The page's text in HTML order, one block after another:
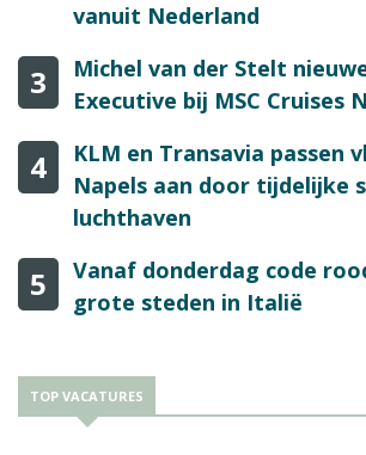
vanuit Nederland
3
Michel van der Stelt
Executive bij MSC Cruises
4
KLM en Transavia passen
Napels aan door tijdelijke
luchthaven
5
Vanaf donderdag code
grote steden in Italië
TOP VACATURES